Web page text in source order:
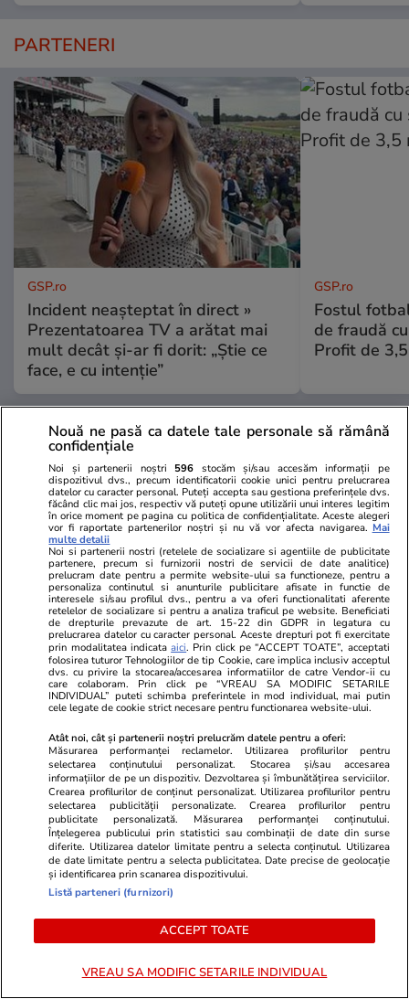
PARTENERI
GSP.ro
Incident neașteptat în direct »
Prezentatoarea TV a arătat mai
mult decât și-ar fi dorit: „Știe ce
face, e cu intenție”
GSP.ro
Fostul
de fraudă
Profit de
PARTENERI
Mediafax.ro StirileKanalD.ro
Nouă ne pasă ca datele tale personale să rămână
confidențiale
Noi și partenerii noștri 596 stocăm și/sau accesăm informații pe
dispozitivul dvs., precum identificatorii cookie unici pentru prelucrarea
datelor cu caracter personal. Puteți accepta sau gestiona preferințele dvs.
făcând clic mai jos, respectiv vă puteți opune utilizării unui interes legitim
în orice moment pe pagina cu politica de confidențialitate. Aceste alegeri
vor fi raportate partenerilor noștri și nu vă vor afecta navigarea. Mai
multe detalii
Noi si partenerii nostri (retelele de socializare si agentiile de publicitate
partenere, precum si furnizorii nostri de servicii de date analitice)
prelucram date pentru a permite website-ului sa functioneze, pentru a
personaliza continutul si anunturile publicitare afisate in functie de
interesele si/sau profilul dvs., pentru a va oferi functionalitati aferente
retelelor de socializare si pentru a analiza traficul pe website. Beneficiati
de drepturile prevazute de art. 15-22 din GDPR in legatura cu
prelucrarea datelor cu caracter personal. Aceste drepturi pot fi exercitate
prin modalitatea indicataaici. Prin click pe “ACCEPT TOATE”, acceptati
folosirea tuturor Tehnologiilor de tip Cookie, care implica inclusiv acceptul
dvs. cu privire la stocarea/accesarea informatiilor de catre Vendor-ii cu
care colaboram. Prin click pe “VREAU SA MODIFIC SETARILE
INDIVIDUAL” puteti schimba preferintele in mod individual, mai putin
cele legate de cookie strict necesare pentru functionarea website-ului.
Atât noi, cât și partenerii noștri prelucrăm datele pentru a oferi:
Măsurarea performanței reclamelor. Utilizarea profilurilor pentru
selectarea conținutului personalizat. Stocarea și/sau accesarea
informațiilor de pe un dispozitiv. Dezvoltarea și îmbunătățirea serviciilor.
Crearea profilurilor de conținut personalizat. Utilizarea profilurilor pentru
selectarea publicității personalizate. Crearea profilurilor pentru
publicitate personalizată. Măsurarea performanței conținutului.
Înțelegerea publicului prin statistici sau combinații de date din surse
diferite. Utilizarea datelor limitate pentru a selecta conținutul. Utilizarea
de date limitate pentru a selecta publicitatea. Date precise de geolocație
și identificarea prin scanarea dispozitivului.
Listă parteneri (furnizori)
ACCEPT TOATE
VREAU SA MODIFIC SETARILE INDIVIDUAL